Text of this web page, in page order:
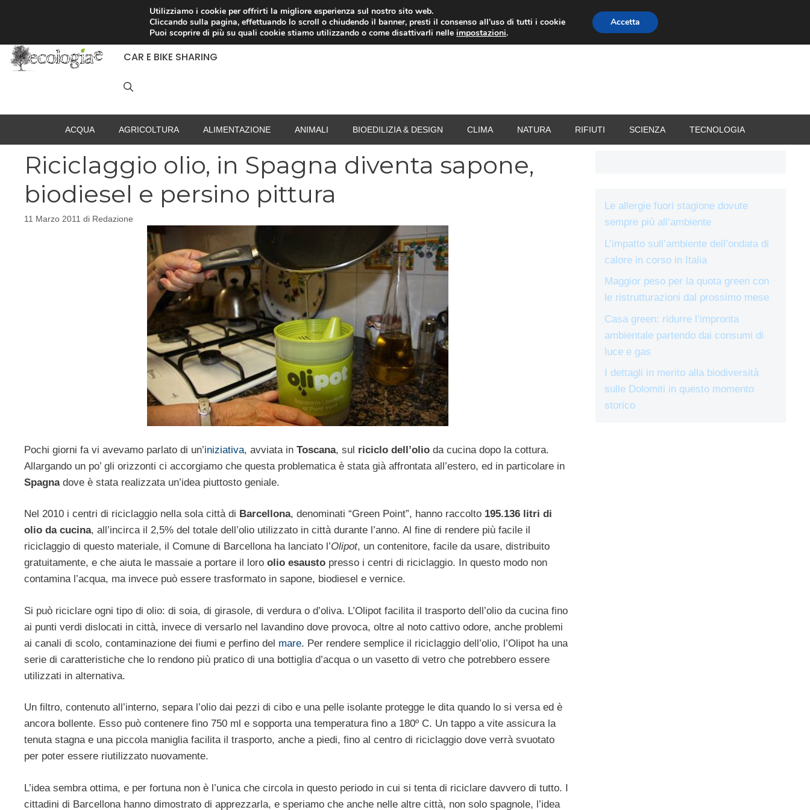
RACCOLTA DIFFERENZIATA RISPARMIO ENERGETICO SPESA TERMOVALORIZZATORI VACANZE
CAR E BIKE SHARING
ACQUA AGRICOLTURA ALIMENTAZIONE ANIMALI BIOEDILIZIA & DESIGN CLIMA NATURA RIFIUTI SCIENZA TECNOLOGIA
Riciclaggio olio, in Spagna diventa sapone,
biodiesel e persino pittura
11 Marzo 2011 di Redazione
Pochi giorni fa vi avevamo parlato di un’iniziativa, avviata in Toscana, sul riciclo dell’olio da cucina dopo la cottura.
Allargando un po’ gli orizzonti ci accorgiamo che questa problematica è stata già affrontata all’estero, ed in particolare in
Spagna dove è stata realizzata un’idea piuttosto geniale.
Nel 2010 i centri di riciclaggio nella sola città di Barcellona, denominati “Green Point”, hanno raccolto 195.136 litri di
olio da cucina, all’incirca il 2,5% del totale dell’olio utilizzato in città durante l’anno. Al fine di rendere più facile il
riciclaggio di questo materiale, il Comune di Barcellona ha lanciato l’Olipot, un contenitore, facile da usare, distribuito
gratuitamente, e che aiuta le massaie a portare il loro olio esausto presso i centri di riciclaggio. In questo modo non
contamina l’acqua, ma invece può essere trasformato in sapone, biodiesel e vernice.
Si può riciclare ogni tipo di olio: di soia, di girasole, di verdura o d’oliva. L’Olipot facilita il trasporto dell’olio da cucina fino
ai punti verdi dislocati in città, invece di versarlo nel lavandino dove provoca, oltre al noto cattivo odore, anche problemi
ai canali di scolo, contaminazione dei fiumi e perfino del mare. Per rendere semplice il riciclaggio dell’olio, l’Olipot ha una
serie di caratteristiche che lo rendono più pratico di una bottiglia d’acqua o un vasetto di vetro che potrebbero essere
utilizzati in alternativa.
Un filtro, contenuto all’interno, separa l’olio dai pezzi di cibo e una pelle isolante protegge le dita quando lo si versa ed è
ancora bollente. Esso può contenere fino 750 ml e sopporta una temperatura fino a 180º C. Un tappo a vite assicura la
tenuta stagna e una piccola maniglia facilita il trasporto, anche a piedi, fino al centro di riciclaggio dove verrà svuotato
per poter essere riutilizzato nuovamente.
L’idea sembra ottima, e per fortuna non è l’unica che circola in questo periodo in cui si tenta di riciclare davvero di tutto. I
cittadini di Barcellona hanno dimostrato di apprezzarla, e speriamo che anche nelle altre città, non solo spagnole, l’idea
Le allergie fuori stagione dovute
sempre più all’ambiente
L’impatto sull’ambiente dell’ondata di
calore in corso in Italia
Maggior peso per la quota green con
le ristrutturazioni dal prossimo mese
Casa green: ridurre l’impronta
ambientale partendo dai consumi di
luce e gas
I dettagli in merito alla biodiversità
sulle Dolomiti in questo momento
storico
Utilizziamo i cookie per offrirti la migliore esperienza sul nostro sito web.
Cliccando sulla pagina, effettuando lo scroll o chiudendo il banner, presti il consenso all’uso di tutti i cookie
Puoi scoprire di più su quali cookie stiamo utilizzando o come disattivarli nelleimpostazioni.
Accetta